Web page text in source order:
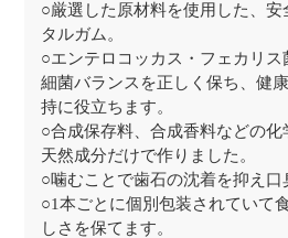
○厳選した原材料を使用した、
タルガム。
○エンテロコッカス・フェカリ
細菌バランスを正しく保ち、健
持に役立ちます。
○合成保存料、合成香料などの
天然成分だけで作りました。
○噛むことで歯石の沈着を抑え口
○1本ごとに個別包装されていて
しさを保てます。